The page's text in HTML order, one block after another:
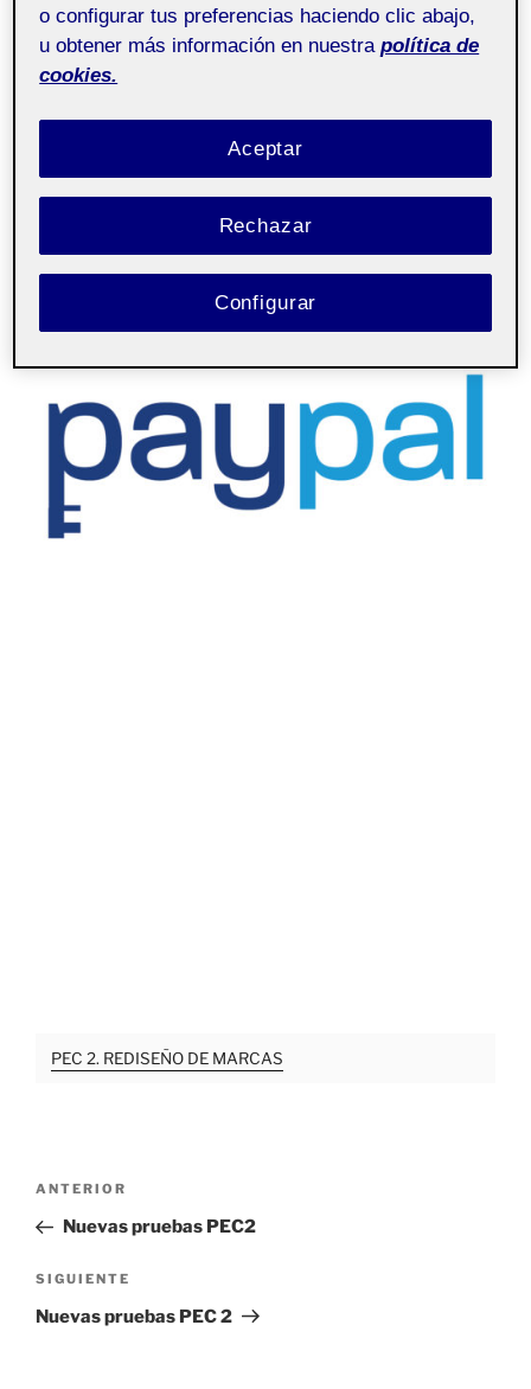
PEC 2. REDISEÑO DE MARCAS
Navegación
entradas
Entrada
anterior:
ANTERIOR
Nuevas pruebas PEC2
Siguiente
entrada
SIGUIENTE
Nuevas pruebas PEC 2
o configurar tus preferencias haciendo clic abajo,
u obtener más información en nuestra política de
cookies.
Rechazar
Aceptar
Configurar